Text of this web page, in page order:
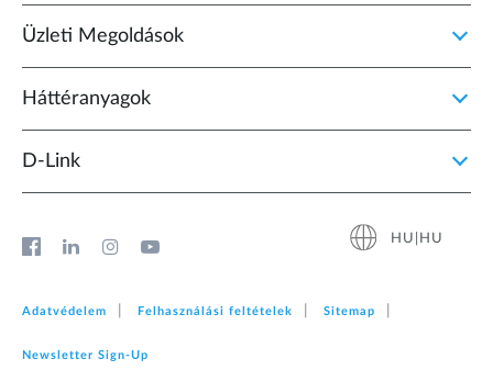
Üzleti Megoldások
Háttéranyagok
D‑Link
HU|HU
Adatvédelem Felhasználási feltételek Sitemap
Newsletter Sign‑Up